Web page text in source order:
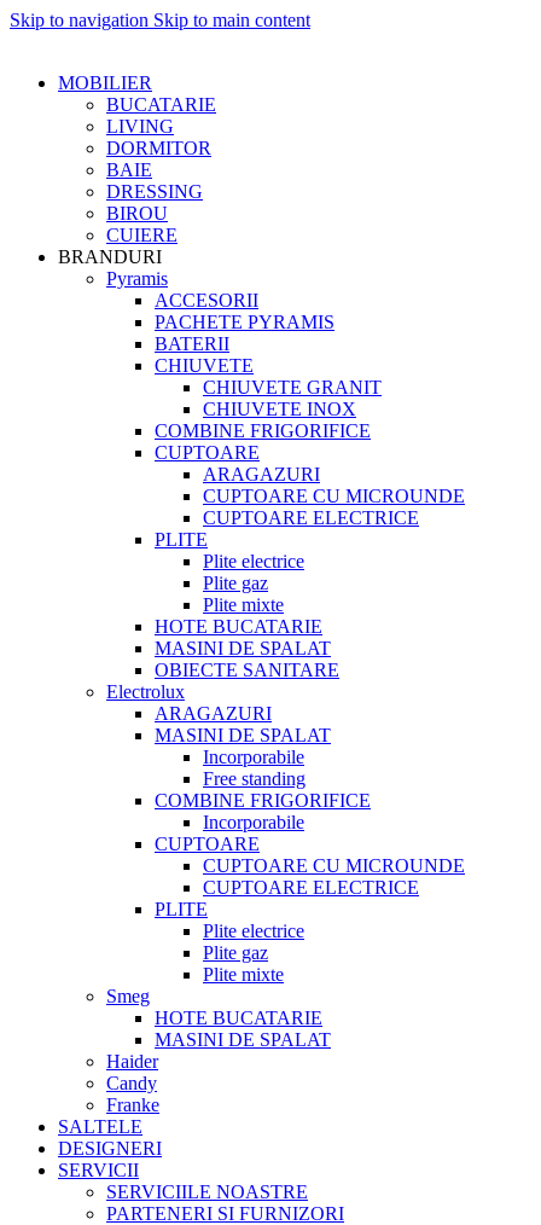
Skip to navigation Skip to main content
MOBILIER
BUCATARIE
LIVING
DORMITOR
BAIE
DRESSING
BIROU
CUIERE
BRANDURI
Pyramis
ACCESORII
PACHETE PYRAMIS
BATERII
CHIUVETE
CHIUVETE GRANIT
CHIUVETE INOX
COMBINE FRIGORIFICE
CUPTOARE
ARAGAZURI
CUPTOARE CU MICROUNDE
CUPTOARE ELECTRICE
PLITE
Plite electrice
Plite gaz
Plite mixte
HOTE BUCATARIE
MASINI DE SPALAT
OBIECTE SANITARE
Electrolux
ARAGAZURI
MASINI DE SPALAT
Incorporabile
Free standing
COMBINE FRIGORIFICE
Incorporabile
CUPTOARE
CUPTOARE CU MICROUNDE
CUPTOARE ELECTRICE
PLITE
Plite electrice
Plite gaz
Plite mixte
Smeg
HOTE BUCATARIE
MASINI DE SPALAT
Haider
Candy
Franke
SALTELE
DESIGNERI
SERVICII
SERVICIILE NOASTRE
PARTENERI SI FURNIZORI